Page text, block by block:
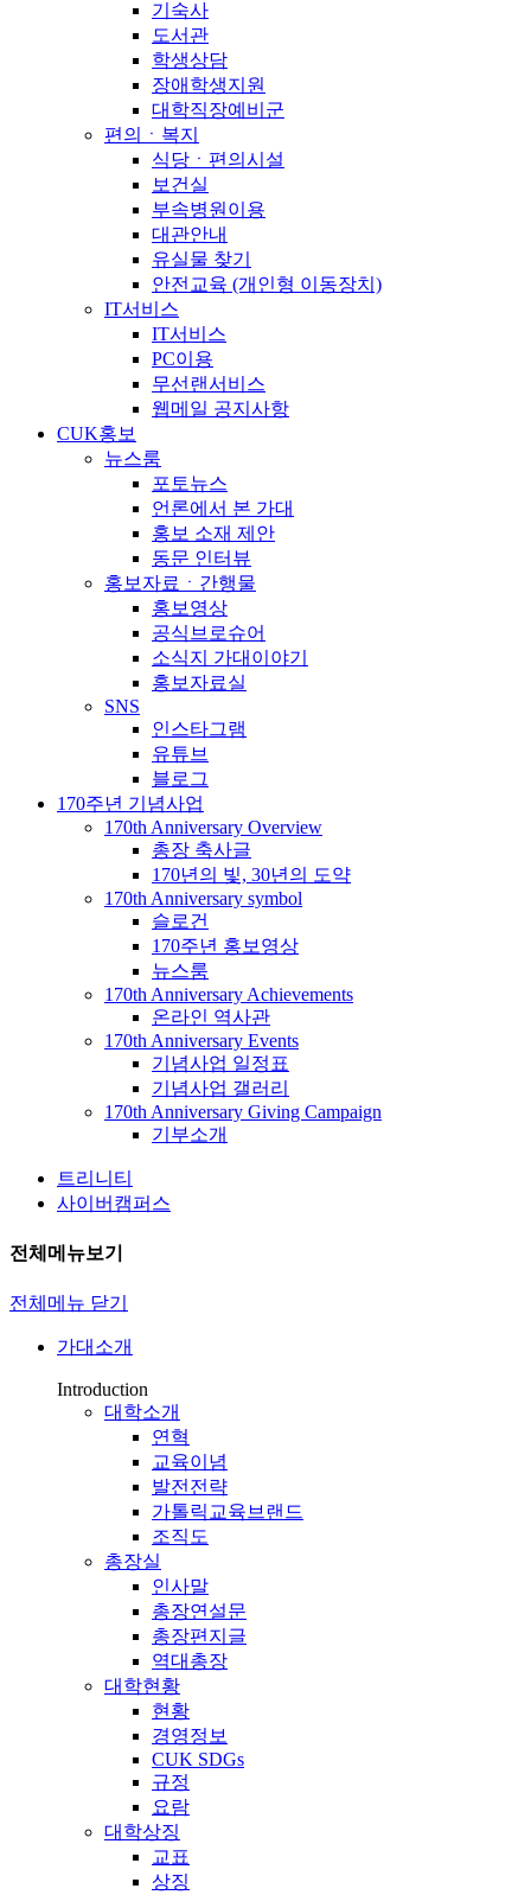
기숙사
도서관
학생상담
장애학생지원
대학직장예비군
편의ㆍ복지
식당ㆍ편의시설
보건실
부속병원이용
대관안내
유실물 찾기
안전교육 (개인형 이동장치)
IT서비스
IT서비스
PC이용
무선랜서비스
웹메일 공지사항
CUK홍보
뉴스룸
포토뉴스
언론에서 본 가대
홍보 소재 제안
동문 인터뷰
홍보자료ㆍ간행물
홍보영상
공식브로슈어
소식지 가대이야기
홍보자료실
SNS
인스타그램
유튜브
블로그
170주년 기념사업
170th Anniversary Overview
총장 축사글
170년의 빛, 30년의 도약
170th Anniversary symbol
슬로건
170주년 홍보영상
뉴스룸
170th Anniversary Achievements
온라인 역사관
170th Anniversary Events
기념사업 일정표
기념사업 갤러리
170th Anniversary Giving Campaign
기부소개
트리니티
사이버캠퍼스
전체메뉴보기
전체메뉴 닫기
가대소개
Introduction
대학소개
연혁
교육이념
발전전략
가톨릭교육브랜드
조직도
총장실
인사말
총장연설문
총장편지글
역대총장
대학현황
현황
경영정보
CUK SDGs
규정
요람
대학상징
교표
상징